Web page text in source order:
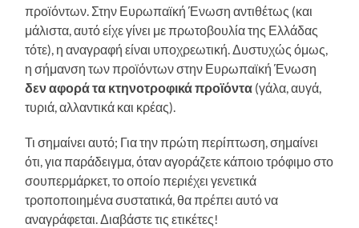
προϊόντων. Στην Ευρωπαϊκή Ένωση αντιθέτως (και
μάλιστα, αυτό είχε γίνει με πρωτοβουλία της Ελλάδας
τότε), η αναγραφή είναι υποχρεωτική. Δυστυχώς όμως,
η σήμανση των προϊόντων στην Ευρωπαϊκή Ένωση
δεν αφορά τα κτηνοτροφικά προϊόντα (γάλα, αυγά,
τυριά, αλλαντικά και κρέας).
Τι σημαίνει αυτό; Για την πρώτη περίπτωση, σημαίνει
ότι, για παράδειγμα, όταν αγοράζετε κάποιο τρόφιμο στο
σουπερμάρκετ, το οποίο περιέχει γενετικά
τροποποιημένα συστατικά, θα πρέπει αυτό να
αναγράφεται. Διαβάστε τις ετικέτες!